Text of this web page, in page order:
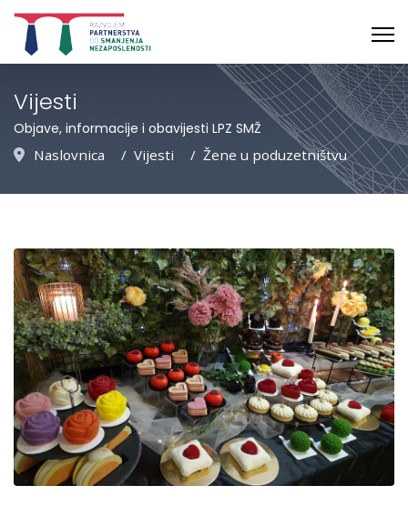
Vijesti
Objave, informacije i obavijesti LPZ SMŽ
Naslovnica
Vijesti Žene u poduzetništvu